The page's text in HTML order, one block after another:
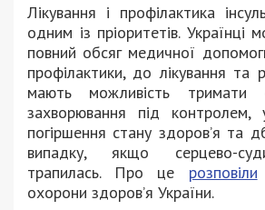
Лікування і профілактика
одним із пріоритетів. Українці
повний обсяг медичної
профілактики, до лікування та
мають можливість тримати
захворювання під контролем,
погіршення стану здоров’я та
випадку, якщо серцево-
трапилась. Про це розповіли
охорони здоров’я України.